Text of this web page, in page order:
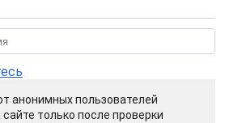
анонимных пользователей
только после проверки